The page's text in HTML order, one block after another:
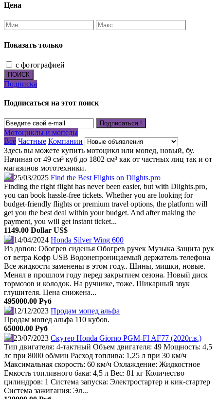
Цена
Показать только
с фотографией
ПОИСК
Подписка
Подписаться на этот поиск
Подписаться !
Мотоциклы и мопеды
Все Частные Компании
Здесь вы можете купить мотоцикл или мопед, новый, бу.
Начиная от 49 см³ куб до 1802 см³ как от частных лиц так и от
магазинов мототехники.
25/03/2025 Find the Best Flights on Dlights.pro
Finding the right flight has never been easier, but with Dlights.pro,
you can book hassle-free tickets. Whether you are looking for
budget-friendly flights or premium travel options, the platform will
get you the best deal within your budget. And after making the
payment, you will get instant ticket...
1149.00 Dollar US$
14/04/2024 Honda Silver Wing 600
Из допов: Обогрев сиденья Обогрев ручек Музыка Защита рук
от ветра Кофр USB Водонепроницаемый держатель телефона
Все жидкости заменены в этом году.. Шины, мишки, новые.
Менял в прошлом году перед закрытием сезона. Новый диск
тормозов и колодок. На ручнике, тоже. Шикарный звук
глушителя. Цена снижена...
495000.00 Руб
12/12/2023 Продам мопед альфа
Продам мопед альфа 110 кубов.
65000.00 Руб
23/07/2023 Скутер Honda Giorno PGM-FI AF77 (2020г.в.)
Тип двигателя: 4-тактный Объем двигателя: 49 Мощность: 4,5
лс при 8000 об/мин Расход топлива: 1,25 л при 30 км/ч
Максимальная скорость: 60 км/ч Охлаждение: Жидкостное
Емкость топливного бака: 4,5 л Вес: 81 кг Количество
цилиндров: 1 Система запуска: Электростартер и кик-стартер
Система зажигания: Эл...